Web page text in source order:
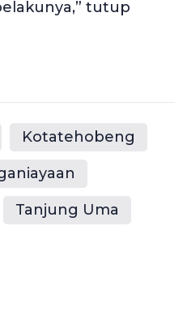
tutup
Kotatehobeng
Tanjung Uma